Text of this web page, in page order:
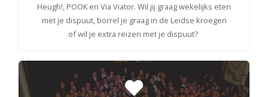
Heugh!, POOK en Via Viator. Wil jij graag wekelijks eten
met je dispuut, borrel je graag in de Leidse kroegen
of wil je extra reizen met je dispuut?